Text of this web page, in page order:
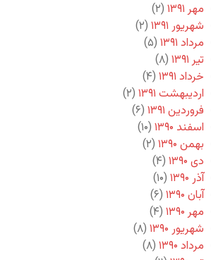
مهر ۱۳۹۱
(۲)
شهریور ۱۳۹۱
(۲)
مرداد ۱۳۹۱
(۵)
تیر ۱۳۹۱
(۸)
خرداد ۱۳۹۱
(۴)
اردیبهشت ۱۳۹۱
(۲)
فروردین ۱۳۹۱
(۶)
اسفند ۱۳۹۰
(۱۰)
بهمن ۱۳۹۰
(۲)
دی ۱۳۹۰
(۴)
آذر ۱۳۹۰
(۱۰)
آبان ۱۳۹۰
(۶)
مهر ۱۳۹۰
(۴)
شهریور ۱۳۹۰
(۸)
مرداد ۱۳۹۰
(۸)